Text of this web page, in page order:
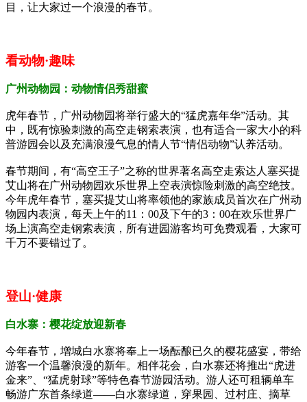
目，让大家过一个浪漫的春节。
看动物·趣味
广州动物园：动物情侣秀甜蜜
虎年春节，广州动物园将举行盛大的“猛虎嘉年华”活动。其
中，既有惊验刺激的高空走钢索表演，也有适合一家大小的科
普游园会以及充满浪漫气息的情人节“情侣动物”认养活动。
春节期间，有“高空王子”之称的世界著名高空走索达人塞买提
艾山将在广州动物园欢乐世界上空表演惊险刺激的高空绝技。
今年虎年春节，塞买提艾山将率领他的家族成员首次在广州动
物园内表演，每天上午的11 ： 00及下午的3 ： 00在欢乐世界广
场上演高空走钢索表演，所有进园游客均可免费观看，大家可
千万不要错过了。
登山·健康
白水寨：樱花绽放迎新春
今年春节，增城白水寨将奉上一场酝酿已久的樱花盛宴，带给
游客一个温馨浪漫的新年。相伴花会，白水寨还将推出“虎进
金来”、“猛虎射球”等特色春节游园活动。游人还可租辆单车
畅游广东首条绿道——白水寨绿道，穿果园、过村庄、摘草